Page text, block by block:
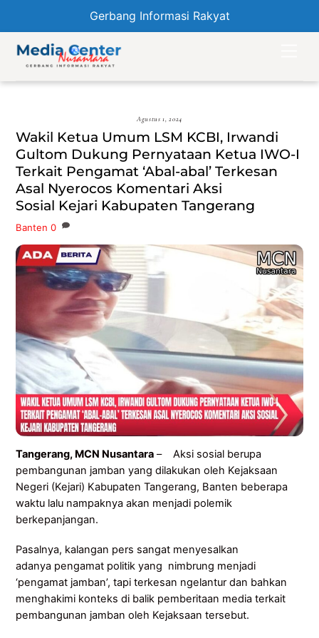
Gerbang Informasi Rakyat
content
Agustus 1, 2024
Wakil Ketua Umum LSM KCBI, Irwandi
Gultom Dukung Pernyataan Ketua IWO-I
Terkait Pengamat ‘Abal-abal’ Terkesan
Asal Nyerocos Komentari Aksi
Sosial Kejari Kabupaten Tangerang
Banten 0
Tangerang, MCN Nusantara – Aksi sosial berupa
pembangunan jamban yang dilakukan oleh Kejaksaan
Negeri (Kejari) Kabupaten Tangerang, Banten beberapa
waktu lalu nampaknya akan menjadi polemik
berkepanjangan.
Pasalnya, kalangan pers sangat menyesalkan
adanya pengamat politik yang nimbrung menjadi
‘pengamat jamban’, tapi terkesan ngelantur dan bahkan
menghakimi konteks di balik pemberitaan media terkait
pembangunan jamban oleh Kejaksaan tersebut.